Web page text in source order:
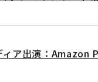
ィア出演：Amazon